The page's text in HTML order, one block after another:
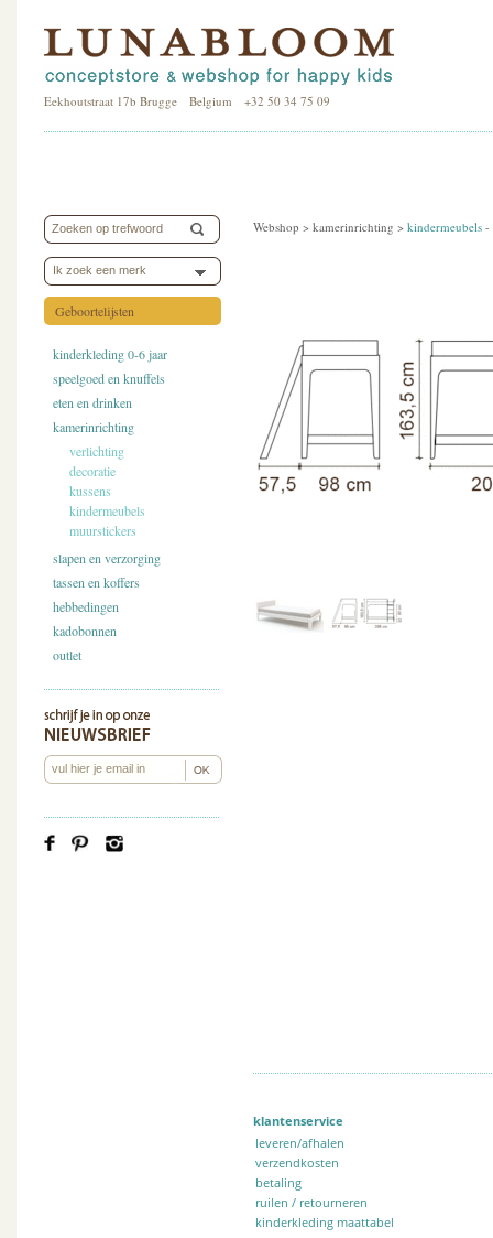
Eekhoutstraat 17b Brugge Belgium +32 50 34 75 09
Ik zoek een merk
Geboortelijsten
kinderkleding 0-6 jaar
speelgoed en knuffels
eten en drinken
kamerinrichting
verlichting
decoratie
kussens
kindermeubels
muurstickers
slapen en verzorging
tassen en koffers
hebbedingen
kadobonnen
outlet
Webshop > kamerinrichting > kindermeubels -
klantenservice
leveren/afhalen
verzendkosten
betaling
ruilen / retourneren
kinderkleding maattabel